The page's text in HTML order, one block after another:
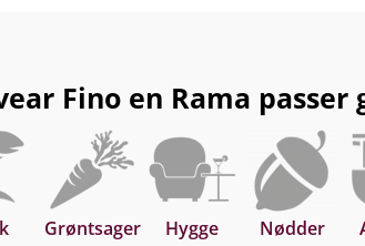
Fino en Rama passer
Grøntsager Hygge Nødder